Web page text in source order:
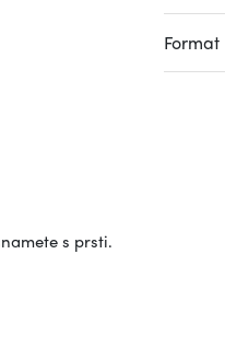
s prsti.
Format